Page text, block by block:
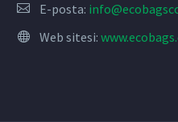
E-posta:
Web sitesi: